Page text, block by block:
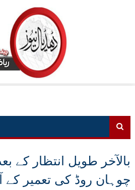
بالآخر طویل انتظار کے
چوہان روڈ کی تعمیر کے